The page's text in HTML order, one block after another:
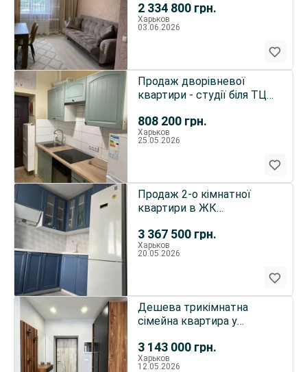
2 334 800 грн.
Харьков
03.06.2026
808 200 грн.
Продаж дворівневої
квартири - студії біля ТЦ
Харьков
25.05.2026
3 367 500 грн.
Продаж 2-о кімнатної
квартири в ЖК
ремонтом...
Харьков
20.05.2026
3 143 000 грн.
Дешева трикімнатна
сімейна квартира у
Радужний...
Харьков
12.05.2026